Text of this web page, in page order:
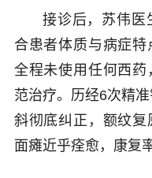
接诊后，苏伟医
合患者体质与病症特
全程未使用任何西
范治疗。历经6次精
斜彻底纠正，额纹复
面瘫近乎痊愈，康复